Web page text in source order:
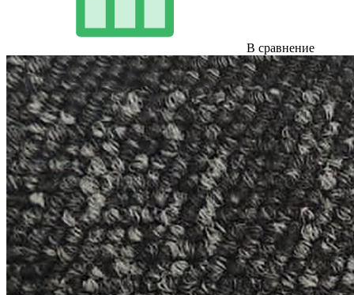
В сравнение